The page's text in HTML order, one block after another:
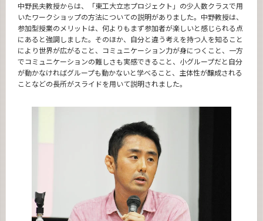
中野民夫教授からは、「東工大立志プロジェクト」の少人数クラスで用
いたワークショップの方法についての説明がありました。中野教授は、
参加型授業のメリットは、何よりもまず参加者が楽しいと感じられる点
にあると強調しました。そのほか、自分と違う考えを持つ人を知ること
により世界が広がること、コミュニケーション力が身につくこと、一方
でコミュニケーションの難しさも実感できること、小グループだと自分
が動かなければグループも動かないと学べること、主体性が醸成される
ことなどの長所がスライドを用いて説明されました。